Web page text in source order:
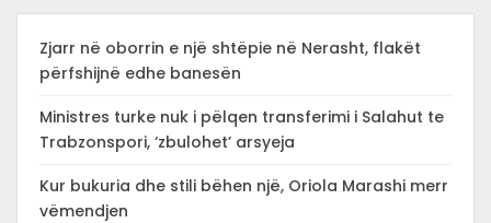
Zjarr në oborrin e një shtëpie në Nerasht, flakët
përfshijnë edhe banesën
Ministres turke nuk i pëlqen transferimi i Salahut te
Trabzonspori, ‘zbulohet’ arsyeja
Kur bukuria dhe stili bëhen një, Oriola Marashi merr
vëmendjen